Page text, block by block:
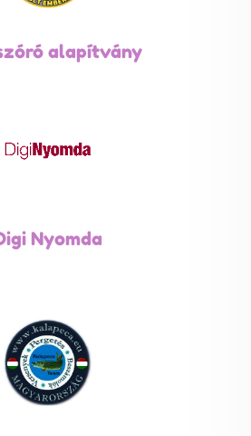
alapítvány
Nyomda